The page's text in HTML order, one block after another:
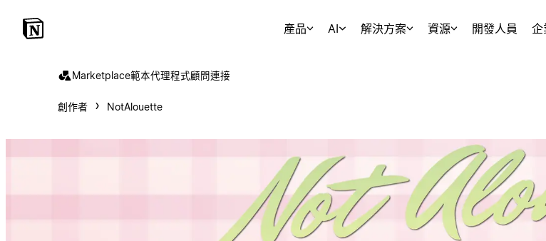
產品 AI 解決方案 資源 開發人員 企
Marketplace範本代理程式顧問連接
創作者 NotAlouette